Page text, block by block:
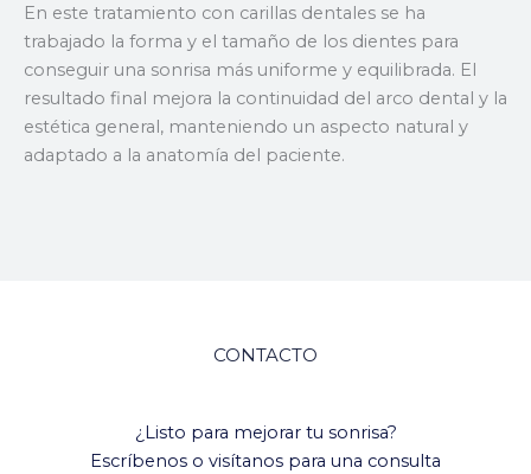
En este tratamiento con carillas dentales se ha
trabajado la forma y el tamaño de los dientes para
conseguir una sonrisa más uniforme y equilibrada. El
resultado final mejora la continuidad del arco dental y la
estética general, manteniendo un aspecto natural y
adaptado a la anatomía del paciente.
CONTACTO
¿Listo para mejorar tu sonrisa?
Escríbenos o visítanos para una consulta